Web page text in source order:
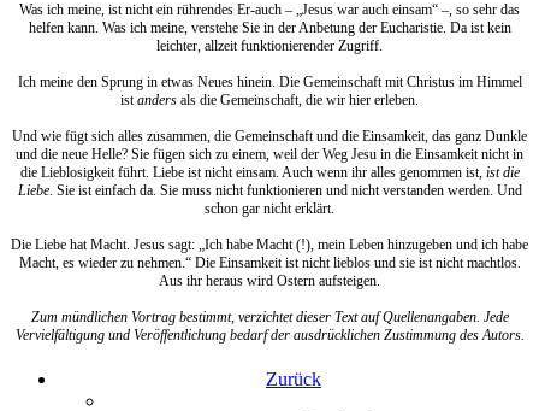
Was ich meine, ist nicht ein rührendes Er-auch – „Jesus war auch einsam“ –, so sehr das
helfen kann. Was ich meine, verstehe Sie in der Anbetung der Eucharistie. Da ist kein
leichter, allzeit funktionierender Zugriff.
Ich meine den Sprung in etwas Neues hinein. Die Gemeinschaft mit Christus im Himmel
istanders als die Gemeinschaft, die wir hier erleben.
Und wie fügt sich alles zusammen, die Gemeinschaft und die Einsamkeit, das ganz Dunkle
und die neue Helle? Sie fügen sich zu einem, weil der Weg Jesu in die Einsamkeit nicht in
die Lieblosigkeit führt. Liebe ist nicht einsam. Auch wenn ihr alles genommen ist, ist die
Liebe. Sie ist einfach da. Sie muss nicht funktionieren und nicht verstanden werden. Und
schon gar nicht erklärt.
Die Liebe hat Macht. Jesus sagt: „Ich habe Macht (!), mein Leben hinzugeben und ich habe
Macht, es wieder zu nehmen.“ Die Einsamkeit ist nicht lieblos und sie ist nicht machtlos.
Aus ihr heraus wird Ostern aufsteigen.
Zum mündlichen Vortrag bestimmt, verzichtet dieser Text auf Quellenangaben. Jede
Vervielfältigung und Veröffentlichung bedarf der ausdrücklichen Zustimmung des Autors.
Zurück